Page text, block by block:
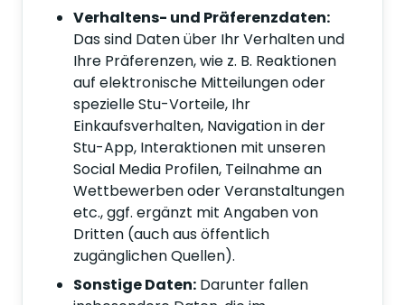
Verhaltens- und Präferenzdaten:
Das sind Daten über Ihr Verhalten und
Ihre Präferenzen, wie z. B. Reaktionen
auf elektronische Mitteilungen oder
spezielle Stu-Vorteile, Ihr
Einkaufsverhalten, Navigation in der
Stu-App, Interaktionen mit unseren
Social Media Profilen, Teilnahme an
Wettbewerben oder Veranstaltungen
etc., ggf. ergänzt mit Angaben von
Dritten (auch aus öffentlich
zugänglichen Quellen).
Sonstige Daten: Darunter fallen